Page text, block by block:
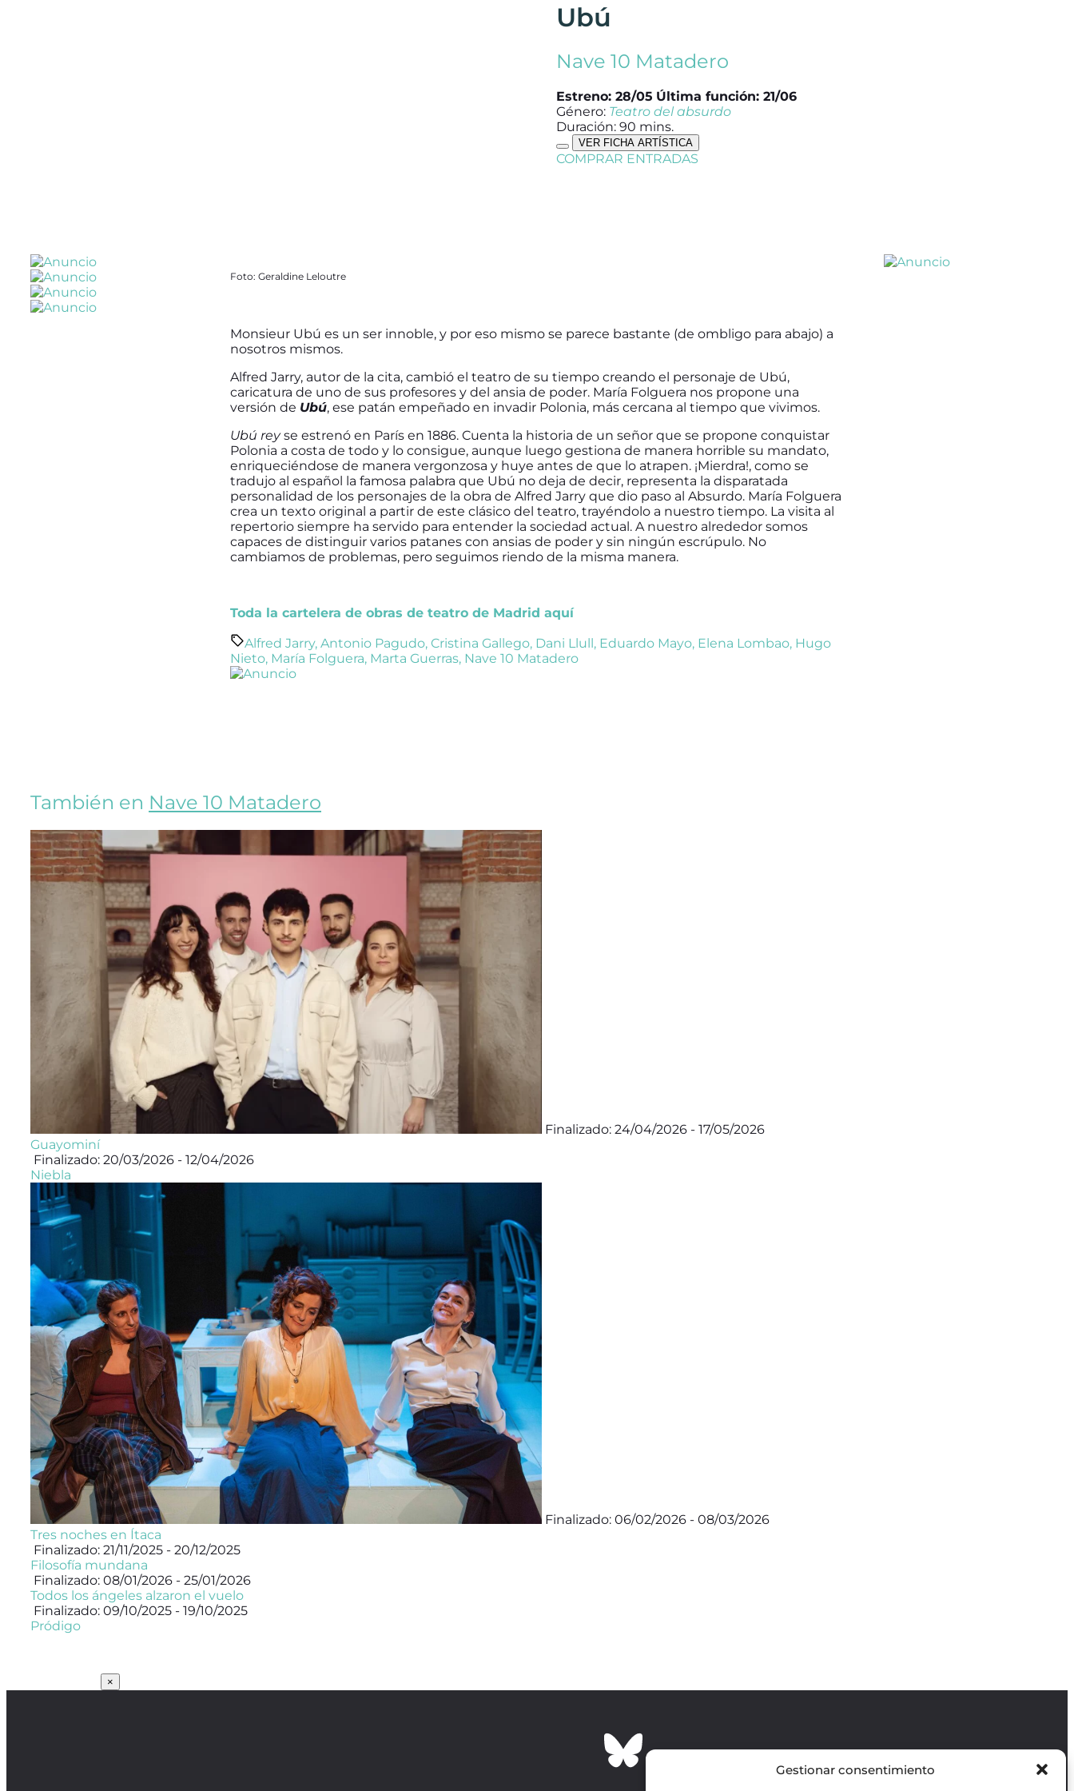
Gestionar consentimiento
Ubú
Nave 10 Matadero
Estreno: 28/05 Última función: 21/06
Género: Teatro del absurdo
Duración: 90 mins.
VER FICHA ARTÍSTICA
COMPRAR ENTRADAS
Foto: Geraldine Leloutre
Monsieur Ubú es un ser innoble, y por eso mismo se parece bastante (de ombligo para abajo) a
nosotros mismos.
Alfred Jarry, autor de la cita, cambió el teatro de su tiempo creando el personaje de Ubú,
caricatura de uno de sus profesores y del ansia de poder. María Folguera nos propone una
versión de Ubú, ese patán empeñado en invadir Polonia, más cercana al tiempo que vivimos.
Ubú reyse estrenó en París en 1886. Cuenta la historia de un señor que se propone conquistar
Polonia a costa de todo y lo consigue, aunque luego gestiona de manera horrible su mandato,
enriqueciéndose de manera vergonzosa y huye antes de que lo atrapen. ¡Mierdra!, como se
tradujo al español la famosa palabra que Ubú no deja de decir, representa la disparatada
personalidad de los personajes de la obra de Alfred Jarry que dio paso al Absurdo. María Folguera
crea un texto original a partir de este clásico del teatro, trayéndolo a nuestro tiempo. La visita al
repertorio siempre ha servido para entender la sociedad actual. A nuestro alrededor somos
capaces de distinguir varios patanes con ansias de poder y sin ningún escrúpulo. No
cambiamos de problemas, pero seguimos riendo de la misma manera.
Toda la cartelera de obras de teatro de Madrid aquí
Alfred Jarry, Antonio Pagudo, Cristina Gallego, Dani Llull , Eduardo Mayo, Elena Lombao, Hugo
Nieto, María Folguera, Marta Guerras, Nave 10 Matadero
También en Nave 10 Matadero
Finalizado: 24/04/2026 - 17/05/2026
Guayominí
Finalizado: 20/03/2026 - 12/04/2026
Niebla
Finalizado: 06/02/2026 - 08/03/2026
Tres noches en Ítaca
Finalizado: 21/11/2025 - 20/12/2025
Filosofía mundana
Finalizado: 08/01/2026 - 25/01/2026
Todos los ángeles alzaron el vuelo
Finalizado: 09/10/2025 - 19/10/2025
Pródigo
×
Revista GODOT
es una revista